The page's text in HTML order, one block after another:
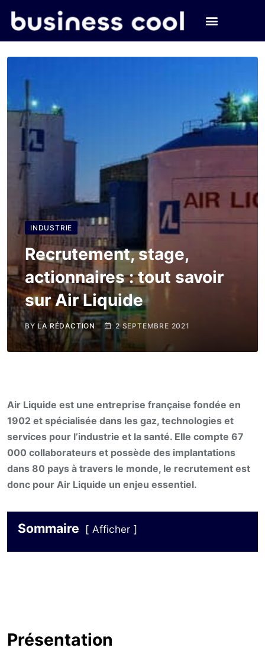
INDUSTRIE
Recrutement, stage,
actionnaires : tout savoir
sur Air Liquide
BYLA RÉDACTION 2 SEPTEMBRE 2021
Air Liquide est une entreprise française fondée en
1902 et spécialisée dans les gaz, technologies et
services pour l’industrie et la santé. Elle compte 67
000 collaborateurs et possède des implantations
dans 80 pays à travers le monde, le recrutement est
donc pour Air Liquide un enjeu essentiel.
Sommaire Afficher
Présentation